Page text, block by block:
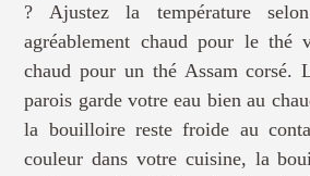
? Ajustez la température
agréablement chaud pour le thé
chaud pour un thé Assam corsé.
parois garde votre eau bien au
la bouilloire reste froide au
couleur dans votre cuisine, la